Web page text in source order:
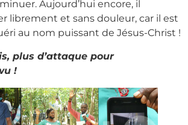
Aujourd’hui encore, il
librement et sans douleur, car il est
au nom puissant de Jésus-Christ !
plus d’attaque pour
!